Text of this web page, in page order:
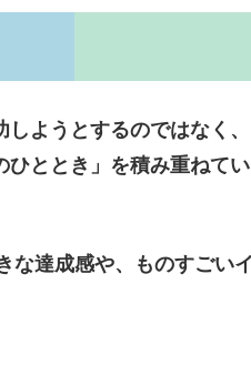
ようとするのではなく
ととき」を積み重ねて
な達成感や、ものすごい